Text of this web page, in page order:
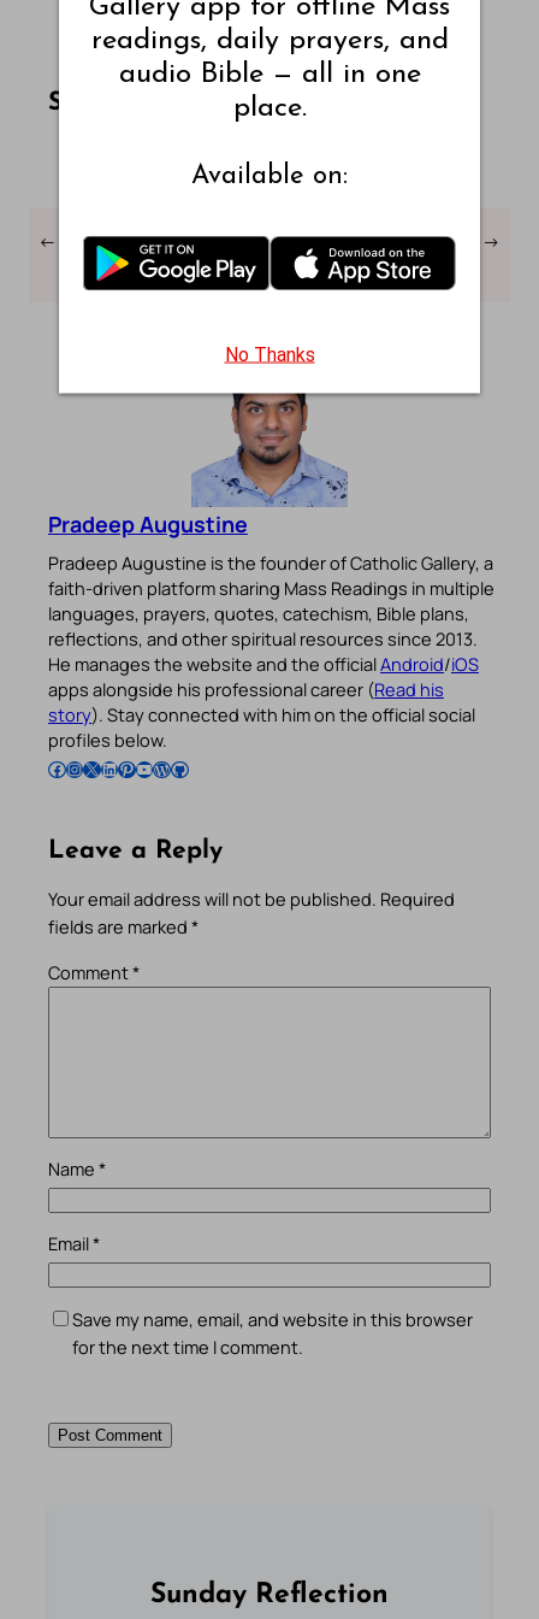
Share: Share this article on Facebook Share this article on WhatsApp Share this article on LinkedIn Share this article on X Share this article on TelegramEmail this Article
←
திருப்பலி வாசகங்கள் –
அக்டோபர் 13, 2027
திருப்பலி வாசகங்கள் –
அக்டோபர் 14, 2027 – வ2
→
Pradeep Augustine
Pradeep Augustine is the founder of Catholic Gallery, a
faith-driven platform sharing Mass Readings in multiple
languages, prayers, quotes, catechism, Bible plans,
reflections, and other spiritual resources since 2013.
He manages the website and the officialAndroid/iOS
apps alongside his professional career (Read his
story). Stay connected with him on the official social
profiles below.
Follow Pradeep on Facebook Follow Pradeep on InstagramFollow Pradeep on X Follow Pradeep on LinkedIn Follow Pradeep on Pinterest Subscribe to Pradeep’s Youtube Channel Follow Pradeep on WordPress Follow Pradeep on GitHub
Leave a Reply
Your email address will not be published. Required
fields are marked *
Comment*
Name *
Email*
Save my name, email, and website in this browser
for the next time I comment.
Sunday Reflection
Gallery app for offline Mass
readings, daily prayers, and
audio Bible — all in one
place.
Available on:
No Thanks